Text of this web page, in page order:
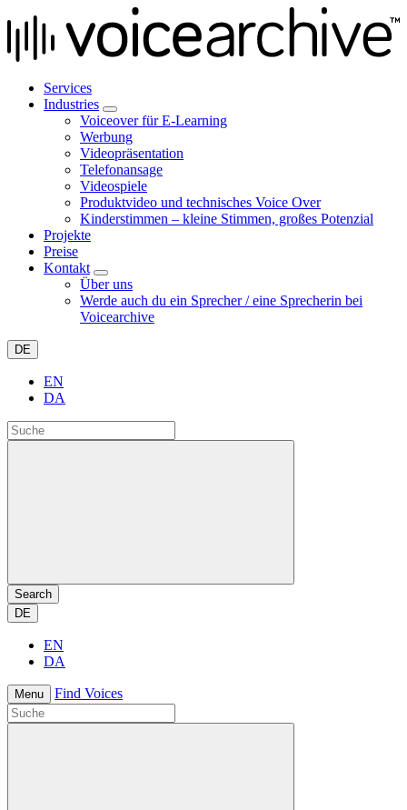
Services
Industries
Voiceover für E-Learning
Werbung
Videopräsentation
Telefonansage
Videospiele
Produktvideo und technisches Voice Over
Kinderstimmen – kleine Stimmen, großes Potenzial
Projekte
Preise
Kontakt
Über uns
Werde auch du ein Sprecher / eine Sprecherin bei
Voicearchive
DE
EN
DA
Search
DE
EN
DA
Menu Find Voices